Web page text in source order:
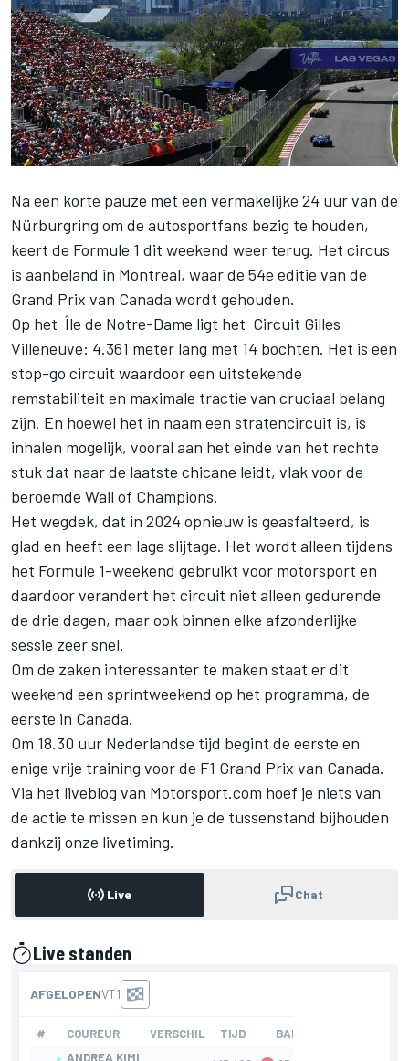
Na een korte pauze met een vermakelijke 24 uur van de
Nürburgring om de autosportfans bezig te houden,
keert de Formule 1 dit weekend weer terug. Het circus
is aanbeland in Montreal, waar de 54e editie van de
Grand Prix van Canada wordt gehouden.
Op het Île de Notre-Dame ligt het Circuit Gilles
Villeneuve: 4.361 meter lang met 14 bochten. Het is een
stop-go circuit waardoor een uitstekende
remstabiliteit en maximale tractie van cruciaal belang
zijn. En hoewel het in naam een stratencircuit is, is
inhalen mogelijk, vooral aan het einde van het rechte
stuk dat naar de laatste chicane leidt, vlak voor de
beroemde Wall of Champions.
Het wegdek, dat in 2024 opnieuw is geasfalteerd, is
glad en heeft een lage slijtage. Het wordt alleen tijdens
het Formule 1-weekend gebruikt voor motorsport en
daardoor verandert het circuit niet alleen gedurende
de drie dagen, maar ook binnen elke afzonderlijke
sessie zeer snel.
Om de zaken interessanter te maken staat er dit
weekend een sprintweekend op het programma, de
eerste in Canada.
Om 18.30 uur Nederlandse tijd begint de eerste en
enige vrije training voor de F1 Grand Prix van Canada.
Via het liveblog van Motorsport.com hoef je niets van
de actie te missen en kun je de tussenstand bijhouden
dankzij onze livetiming.
Live Chat
Live standen